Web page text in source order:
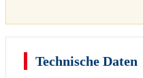
Technische Daten